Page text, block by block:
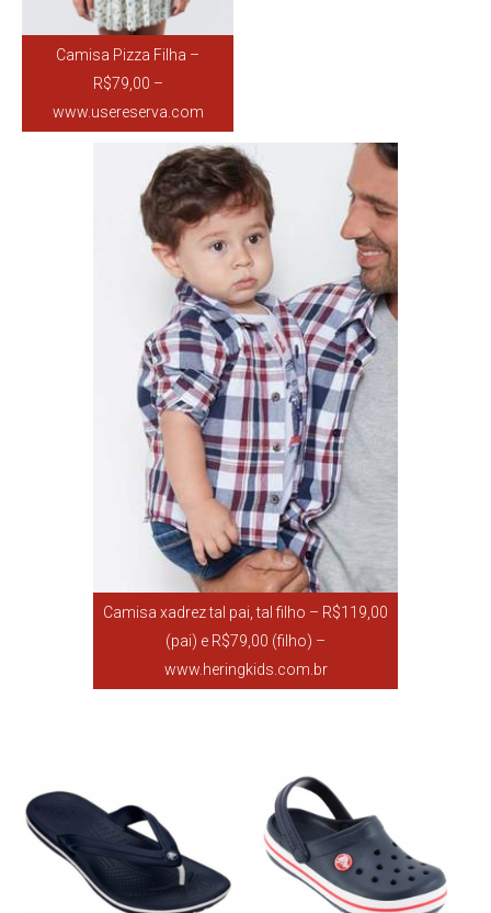
Camisa Pizza Filha –
R$79,00 –
www.usereserva.com
Camisa xadrez tal pai, tal filho – R$119,00
(pai) e R$79,00 (filho) –
www.heringkids.com.br